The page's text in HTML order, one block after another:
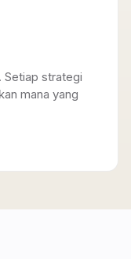
Setiap strategi
mana yang